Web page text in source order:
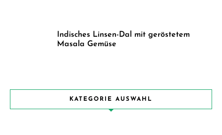
Indisches Linsen-Dal mit geröstetem
Masala Gemüse
KATEGORIE AUSWAHL